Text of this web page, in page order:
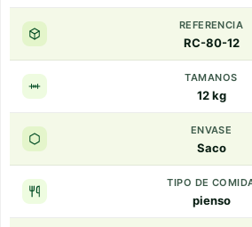
REFERENCIA
RC-80-12
TAMANOS
12 kg
ENVASE
Saco
TIPO DE
pienso